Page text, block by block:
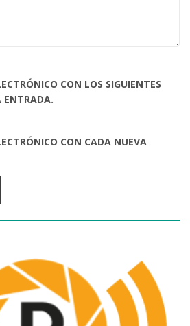
CON LOS SIGUIENTES
ENTRADA.
CON CADA NUEVA